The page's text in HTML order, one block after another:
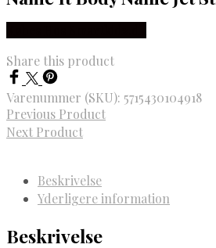
Share this product
Varenummer (SKU): 5715430104918
Previous Product
Next Product
Beskrivelse
Yderligere information
Beskrivelse